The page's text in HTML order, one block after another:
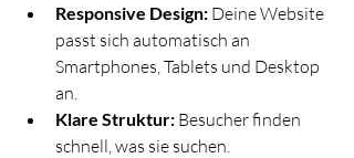
Responsive Design: Deine Website
passt sich automatisch an
Smartphones, Tablets und Desktop
an.
Klare Struktur: Besucher finden
schnell, was sie suchen.